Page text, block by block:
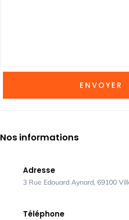
ENVOYER
Nos informations
Adresse
3 Rue Edouard Aynard, 69100
Téléphone